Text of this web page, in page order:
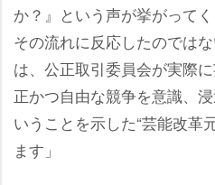
か？』という声が挙がって
その流れに反応したのでは
は、公正取引委員会が実際
正かつ自由な競争を意識、
いうことを示した“芸能改革
ます」